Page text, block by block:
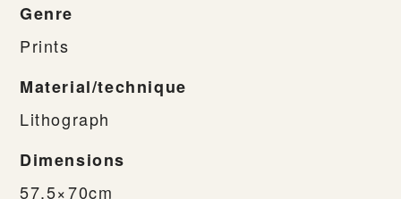
Genre
Prints
Material/technique
Lithograph
Dimensions
57.5×70cm